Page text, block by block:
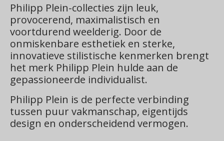
Philipp Plein-collecties zijn leuk,
provocerend, maximalistisch en
voortdurend weelderig. Door de
onmiskenbare esthetiek en sterke,
innovatieve stilistische kenmerken brengt
het merk Philipp Plein hulde aan de
gepassioneerde individualist.
Philipp Plein is de perfecte verbinding
tussen puur vakmanschap, eigentijds
design en onderscheidend vermogen.